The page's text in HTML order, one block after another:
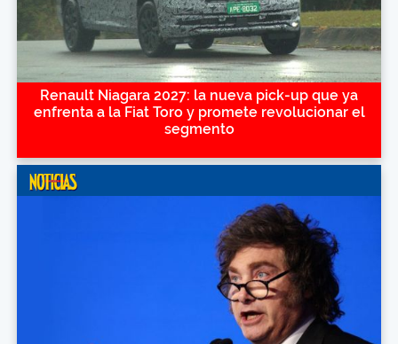
Renault Niagara 2027: la nueva pick-up que ya
enfrenta a la Fiat Toro y promete revolucionar el
segmento